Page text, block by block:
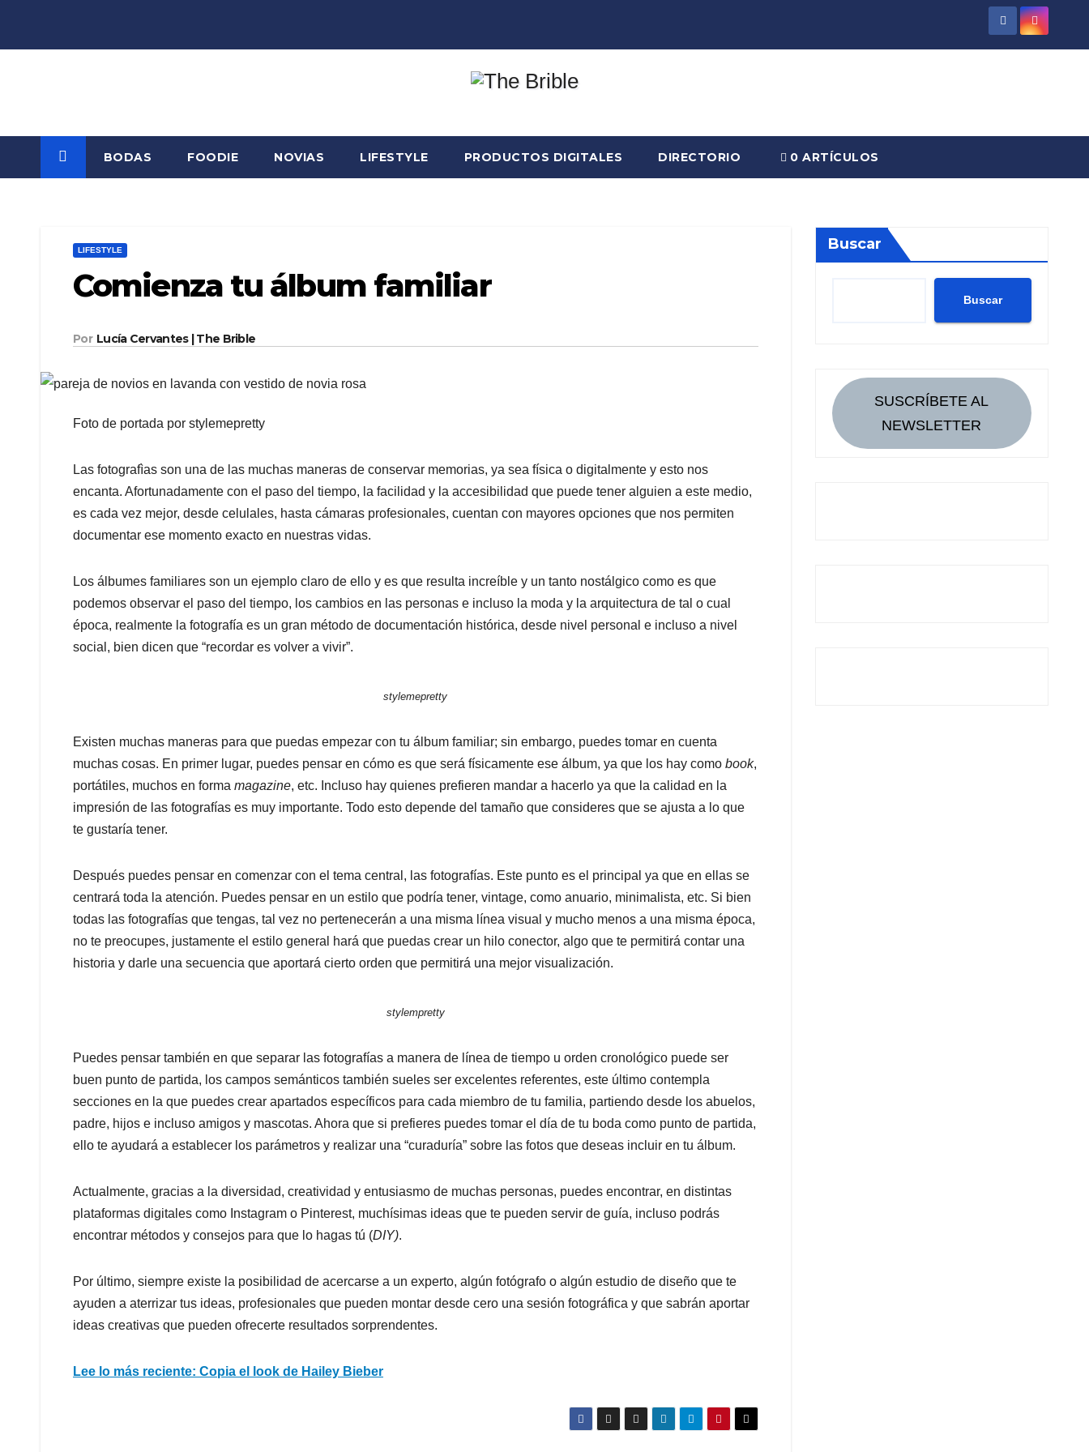
BODAS FOODIE NOVIAS LIFESTYLE PRODUCTOS DIGITALES DIRECTORIO 0 ARTÍCULOS
LIFESTYLE
Comienza tu álbum familiar
Por Lucía Cervantes | The Brible
Foto de portada por stylemepretty
Las fotografìas son una de las muchas maneras de conservar memorias, ya sea física o digitalmente y esto nos
encanta. Afortunadamente con el paso del tiempo, la facilidad y la accesibilidad que puede tener alguien a este medio,
es cada vez mejor, desde celulales, hasta cámaras profesionales, cuentan con mayores opciones que nos permiten
documentar ese momento exacto en nuestras vidas.
Los álbumes familiares son un ejemplo claro de ello y es que resulta increíble y un tanto nostálgico como es que
podemos observar el paso del tiempo, los cambios en las personas e incluso la moda y la arquitectura de tal o cual
época, realmente la fotografía es un gran método de documentación histórica, desde nivel personal e incluso a nivel
social, bien dicen que “recordar es volver a vivir”.
stylemepretty
Existen muchas maneras para que puedas empezar con tu álbum familiar; sin embargo, puedes tomar en cuenta
muchas cosas. En primer lugar, puedes pensar en cómo es que será físicamente ese álbum, ya que los hay como book,
portátiles, muchos en forma magazine, etc. Incluso hay quienes prefieren mandar a hacerlo ya que la calidad en la
impresión de las fotografías es muy importante. Todo esto depende del tamaño que consideres que se ajusta a lo que
te gustaría tener.
Después puedes pensar en comenzar con el tema central, las fotografías. Este punto es el principal ya que en ellas se
centrará toda la atención. Puedes pensar en un estilo que podría tener, vintage, como anuario, minimalista, etc. Si bien
todas las fotografías que tengas, tal vez no pertenecerán a una misma línea visual y mucho menos a una misma época,
no te preocupes, justamente el estilo general hará que puedas crear un hilo conector, algo que te permitirá contar una
historia y darle una secuencia que aportará cierto orden que permitirá una mejor visualización.
stylempretty
Puedes pensar también en que separar las fotografías a manera de línea de tiempo u orden cronológico puede ser
buen punto de partida, los campos semánticos también sueles ser excelentes referentes, este último contempla
secciones en la que puedes crear apartados específicos para cada miembro de tu familia, partiendo desde los abuelos,
padre, hijos e incluso amigos y mascotas. Ahora que si prefieres puedes tomar el día de tu boda como punto de partida,
ello te ayudará a establecer los parámetros y realizar una “curaduría” sobre las fotos que deseas incluir en tu álbum.
Actualmente, gracias a la diversidad, creatividad y entusiasmo de muchas personas, puedes encontrar, en distintas
plataformas digitales como Instagram o Pinterest, muchísimas ideas que te pueden servir de guía, incluso podrás
encontrar métodos y consejos para que lo hagas tú (DIY).
Por último, siempre existe la posibilidad de acercarse a un experto, algún fotógrafo o algún estudio de diseño que te
ayuden a aterrizar tus ideas, profesionales que pueden montar desde cero una sesión fotográfica y que sabrán aportar
ideas creativas que pueden ofrecerte resultados sorprendentes.
Lee lo más reciente: Copia el look de Hailey Bieber
Buscar
Buscar
SUSCRÍBETE AL
NEWSLETTER